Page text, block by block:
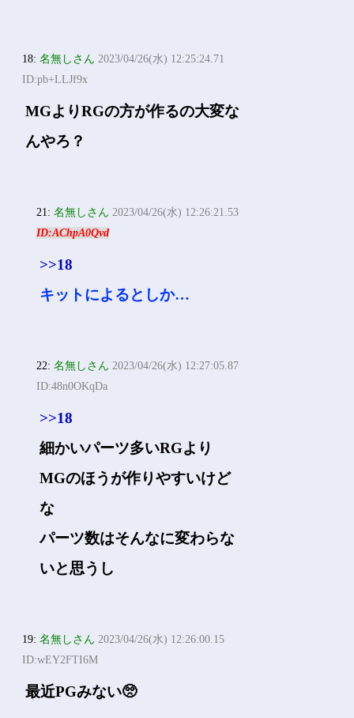
18:名無しさん 2023/04/26(水) 12:25:24.71
ID:pb+LLJf9x
MGよりRGの方が作るの大変な
んやろ？
21:名無しさん 2023/04/26(水) 12:26:21.53
ID:AChpA0Qvd
>>18
キットによるとしか…
22:名無しさん 2023/04/26(水) 12:27:05.87
ID:48n0OKqDa
>>18
細かいパーツ多いRGより
MGのほうが作りやすいけど
な
パーツ数はそんなに変わらな
いと思うし
19:名無しさん 2023/04/26(水) 12:26:00.15
ID:wEY2FTI6M
最近PGみない🥺